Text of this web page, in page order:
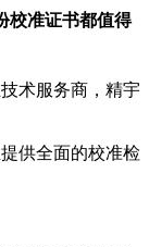
校准证书都值得
术服务商，精宇
供全面的校准检